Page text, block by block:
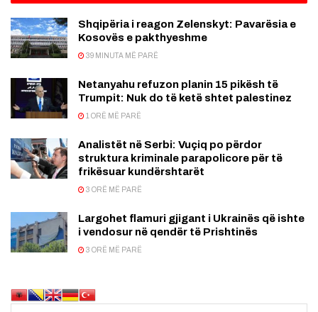
Shqipëria i reagon Zelenskyt: Pavarësia e
Kosovës e pakthyeshme
39 MINUTA MË PARË
Netanyahu refuzon planin 15 pikësh të
Trumpit: Nuk do të ketë shtet palestinez
1 ORË MË PARË
Analistët në Serbi: Vuçiq po përdor
struktura kriminale parapolicore për të
frikësuar kundërshtarët
3 ORË MË PARË
Largohet flamuri gjigant i Ukrainës që ishte
i vendosur në qendër të Prishtinës
3 ORË MË PARË